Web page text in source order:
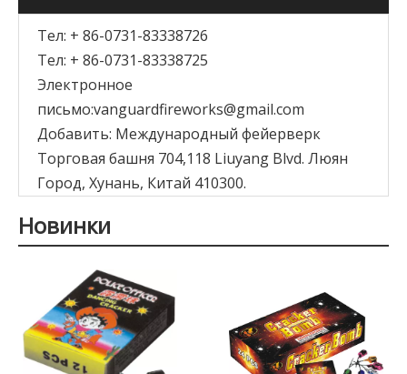
Тел: + 86-0731-83338726
Тел: + 86-0731-83338725
Электронное
письмо:vanguardfireworks@gmail.com
Добавить: Международный фейерверк
Торговая башня 704,118 Liuyang Blvd. Люян
Город, Хунань, Китай 410300.
Новинки